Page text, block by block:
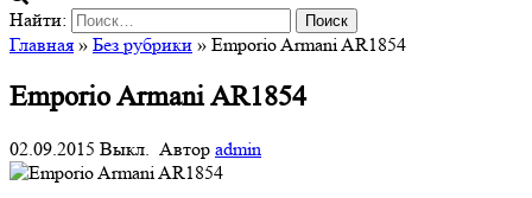
Найти:
Главная » Без рубрики » Emporio Armani AR1854
Emporio Armani AR1854
02.09.2015 Выкл. Автор admin